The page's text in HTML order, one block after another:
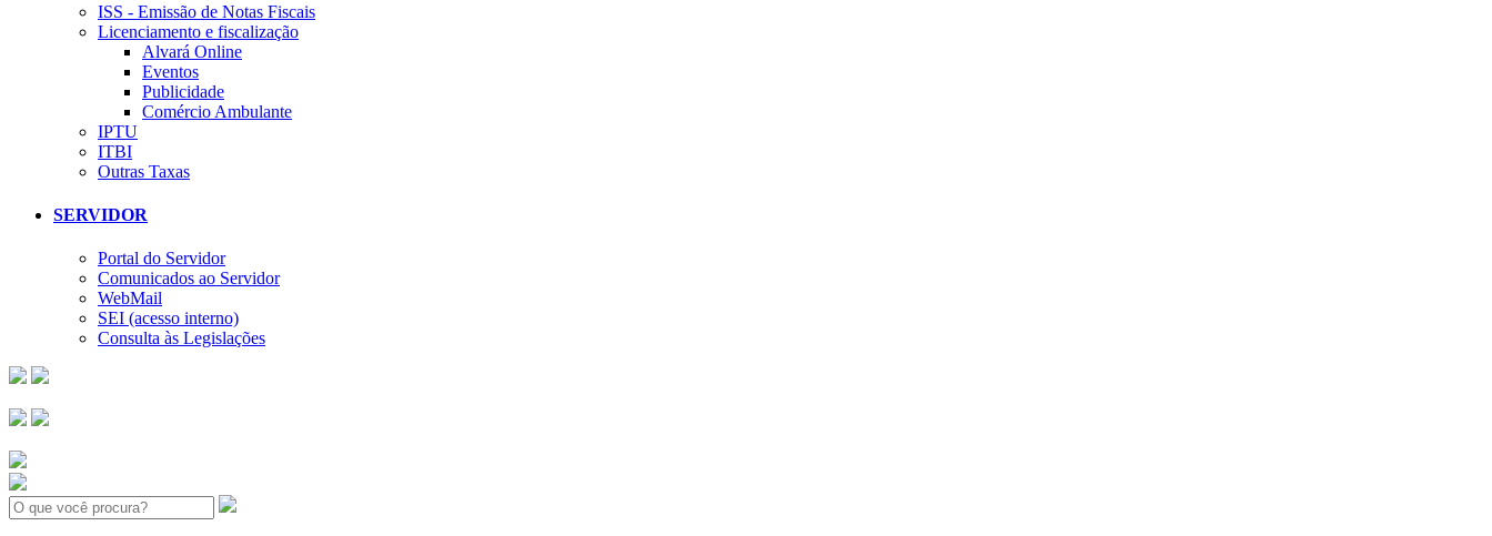
ISS - Emissão de Notas Fiscais
Licenciamento e fiscalização
Alvará Online
Eventos
Publicidade
Comércio Ambulante
IPTU
ITBI
Outras Taxas
SERVIDOR
Portal do Servidor
Comunicados ao Servidor
WebMail
SEI (acesso interno)
Consulta às Legislações
Search: